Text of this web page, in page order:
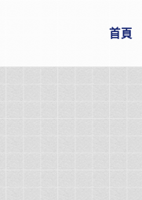
首頁